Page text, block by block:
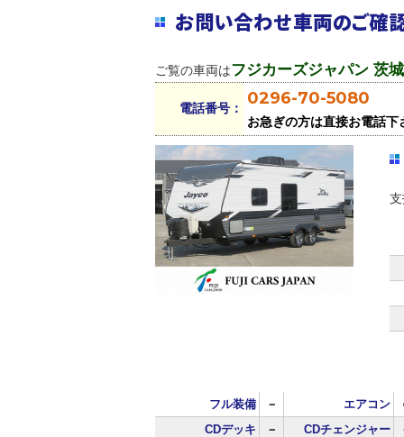
お問い合わせ車両のご確
ご覧の車両はフジカーズジャパン 茨
電話番号： 0296-70-5080
お急ぎの方は直接お電話下
支
フル装備 － エアコン
CDデッキ
－ CDチェンジャー